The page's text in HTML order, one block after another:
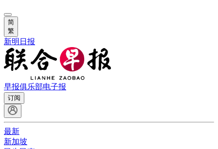
简
繁
新明日报
早报俱乐部电子报
订阅
最新
新加坡